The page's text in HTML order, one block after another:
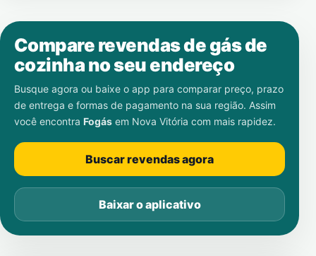
Compare revendas de gás de
cozinha no seu endereço
Busque agora ou baixe o app para comparar preço, prazo
de entrega e formas de pagamento na sua região. Assim
você encontra Fogás em Nova Vitória com mais rapidez.
Buscar revendas agora
Baixar o aplicativo